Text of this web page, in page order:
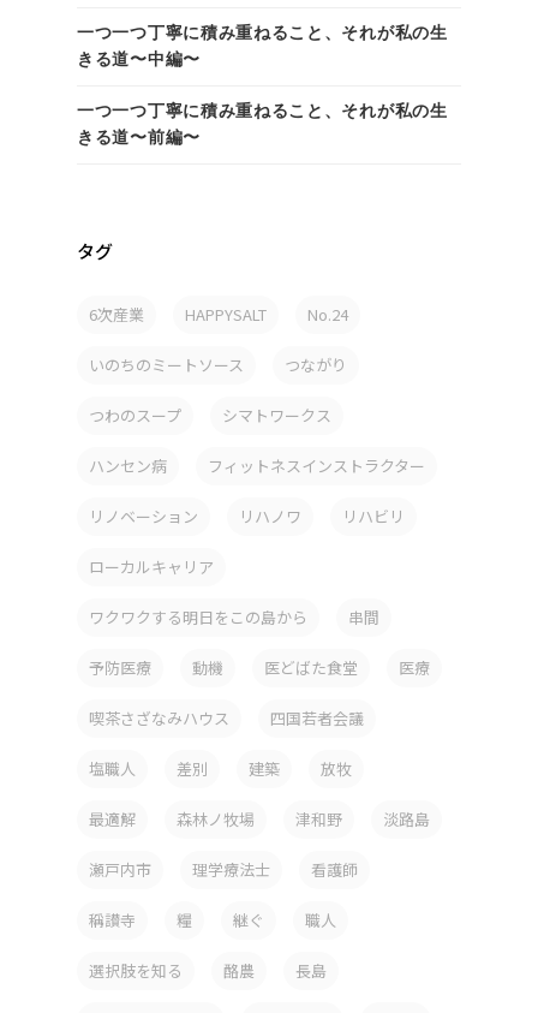
一つ一つ丁寧に積み重ねること、それが私の生
きる道〜中編〜
一つ一つ丁寧に積み重ねること、それが私の生
きる道〜前編〜
タグ
6次産業 HAPPYSALT No.24
いのちのミートソース つながり
つわのスープ シマトワークス
ハンセン病 フィットネスインストラクター
リノベーション リハノワ リハビリ
ローカルキャリア
ワクワクする明日をこの島から 串間
予防医療 動機 医どばた食堂 医療
喫茶さざなみハウス 四国若者会議
塩職人 差別 建築 放牧
最適解 森林ノ牧場 津和野 淡路島
瀬戸内市 理学療法士 看護師
稱讃寺 糧 継ぐ 職人
選択肢を知る 酪農 長島